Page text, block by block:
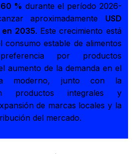
% durante el período 2026-
aproximadamente USD
en 2035. Este crecimiento está
consumo estable de alimentos
por productos
aumento de la demanda en el
moderno, junto con la
productos integrales y
de marcas locales y la
del mercado.